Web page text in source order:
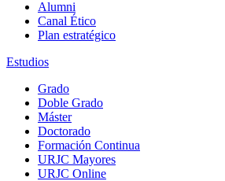
Alumni
Canal Ético
Plan estratégico
Estudios
Grado
Doble Grado
Máster
Doctorado
Formación Continua
URJC Mayores
URJC Online